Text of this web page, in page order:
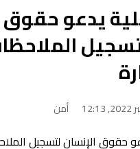
يدعو حقوق
أمن